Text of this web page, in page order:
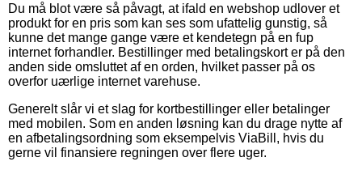
Du må blot være så påvagt, at ifald en webshop udlover et
produkt for en pris som kan ses som ufattelig gunstig, så
kunne det mange gange være et kendetegn på en fup
internet forhandler. Bestillinger med betalingskort er på den
anden side omsluttet af en orden, hvilket passer på os
overfor uærlige internet varehuse.
Generelt slår vi et slag for kortbestillinger eller betalinger
med mobilen. Som en anden løsning kan du drage nytte af
en afbetalingsordning som eksempelvis ViaBill, hvis du
gerne vil finansiere regningen over flere uger.